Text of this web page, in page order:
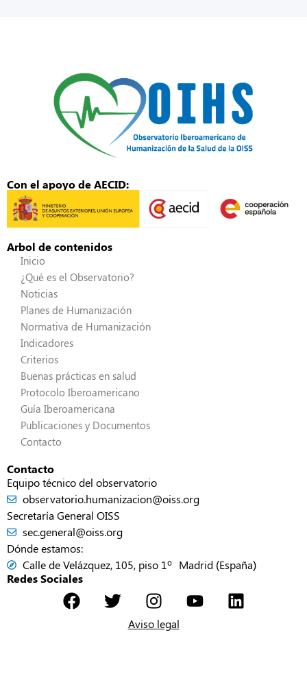
Con el apoyo de AECID:
Arbol de contenidos
Inicio
¿Qué es el Observatorio?
Noticias
Planes de Humanización
Normativa de Humanización
Indicadores
Criterios
Buenas prácticas en salud
Protocolo Iberoamericano
Guía Iberoamericana
Publicaciones y Documentos
Contacto
Contacto
Equipo técnico del observatorio
observatorio.humanizacion@oiss.org
Secretaría General OISS
sec.general@oiss.org
Dónde estamos:
Calle de Velázquez, 105, piso 1º Madrid (España)
Redes Sociales
Aviso legal